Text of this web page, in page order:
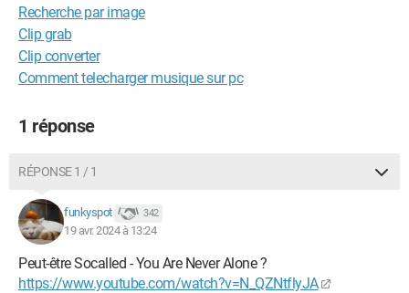
Recherche par image
Clip grab
Clip converter
Comment telecharger musique sur pc
1 réponse
RÉPONSE 1 / 1
funkyspot 342
19 avr. 2024 à 13:24
Peut-être Socalled - You Are Never Alone ?
https://www.youtube.com/watch?v=N_QZNtflyJA